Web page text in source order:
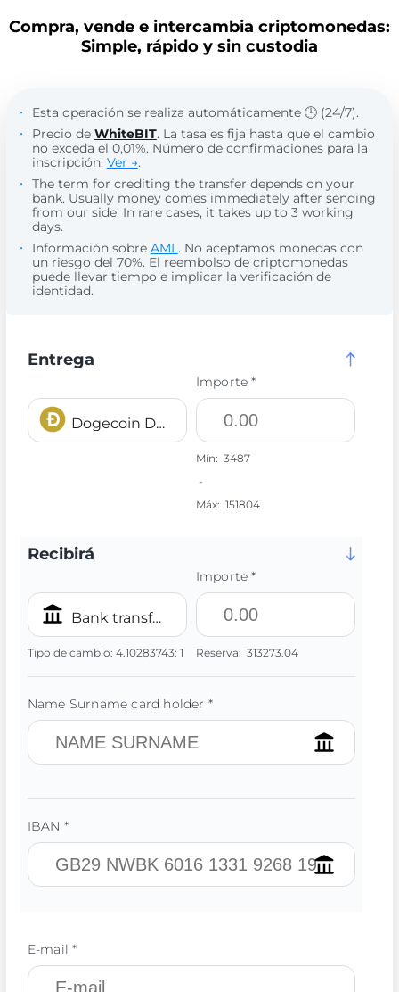
Compra, vende e intercambia criptomonedas:
Simple, rápido y sin custodia
Esta operación se realiza automáticamente 🕒 (24/7).
Precio de WhiteBIT. La tasa es fija hasta que el cambio
no exceda el 0,01%. Número de confirmaciones para la
inscripción: Ver →.
The term for crediting the transfer depends on your
bank. Usually money comes immediately after sending
from our side. In rare cases, it takes up to 3 working
days.
Información sobre AML. No aceptamos monedas con
un riesgo del 70%. El reembolso de criptomonedas
puede llevar tiempo e implicar la verificación de
identidad.
Entrega
Dogecoin DOGE
Importe *
Mín: 3487
-
Máx: 151804
Recibirá
Bank transfer/IBAN PLN
Tipo de cambio: 4.10283743: 1
Importe *
Reserva: 313273.04
Name Surname card holder *
IBAN *
E-mail *